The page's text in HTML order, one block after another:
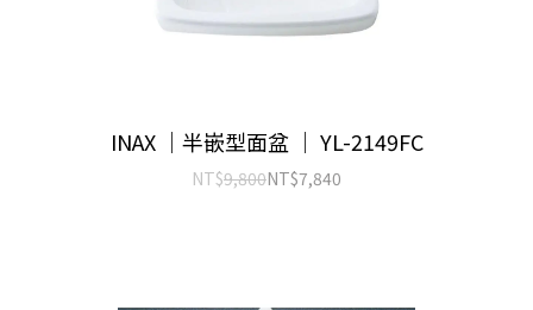
INAX ｜半嵌型面盆 ｜ YL-2149FC
NT$9,800NT$7,840